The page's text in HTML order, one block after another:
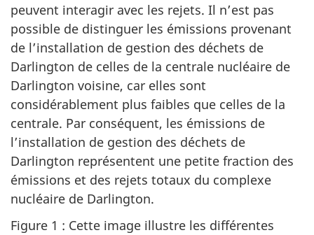
peuvent interagir avec les rejets. Il n’est pas
possible de distinguer les émissions provenant
de l’installation de gestion des déchets de
Darlington de celles de la centrale nucléaire de
Darlington voisine, car elles sont
considérablement plus faibles que celles de la
centrale. Par conséquent, les émissions de
l’installation de gestion des déchets de
Darlington représentent une petite fraction des
émissions et des rejets totaux du complexe
nucléaire de Darlington.
Figure 1 : Cette image illustre les différentes